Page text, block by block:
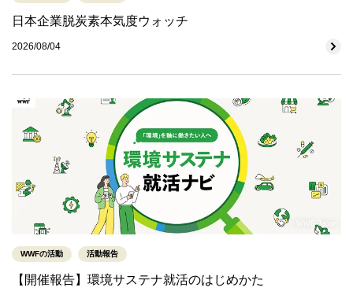
日本企業脱炭素本気度ウォッチ
2026/08/04
© WWF-Japan
WWFの活動 活動報告
【開催報告】環境サステナ就活のはじめかた